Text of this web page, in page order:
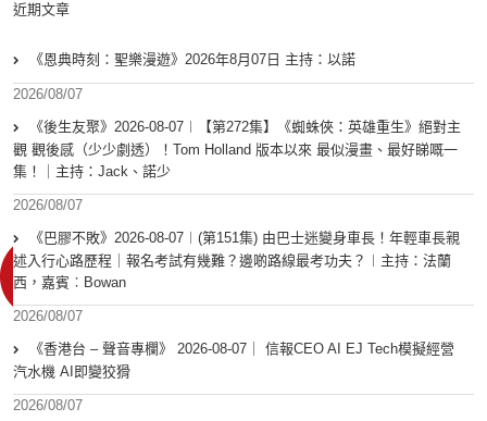
近期文章
《恩典時刻：聖樂漫遊》2026年8月07日 主持：以諾
2026/08/07
《後生友聚》2026-08-07︱【第272集】《蜘蛛俠：英雄重生》絕對主
觀 觀後感（少少劇透）！Tom Holland 版本以來 最似漫畫、最好睇嘅一
集！｜主持：Jack、諾少
2026/08/07
《巴膠不敗》2026-08-07︱(第151集) 由巴士迷變身車長！年輕車長親
述入行心路歷程｜報名考試有幾難？邊啲路線最考功夫？︱主持：法蘭
西，嘉賓︰Bowan
2026/08/07
《香港台 – 聲音專欄》 2026-08-07｜ 信報CEO AI EJ Tech模擬經營
汽水機 AI即變狡猾
2026/08/07